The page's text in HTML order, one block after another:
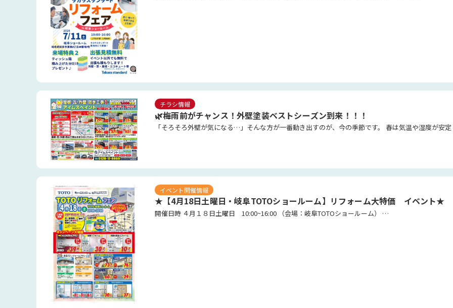
チラシ情報
🌿梅雨前がチャンス！外壁塗装ベストシーズン到来！！！
「そろそろ外壁が気になる…」そんな方が一
イベント開催情報
★【4月18日土曜日・岐阜TOTOショールーム】リフォーム大特価 イベント★
開催日時 ４月１８日土曜日 10:00~16:00 （会場：岐阜TOTOショールーム） …